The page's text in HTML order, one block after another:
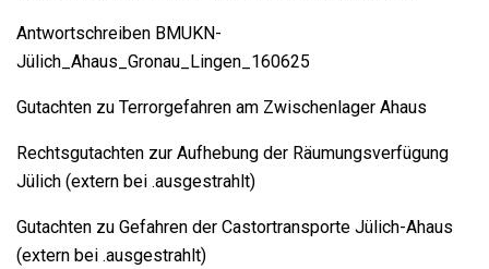
Antwortschreiben BMUKN-
Jülich_Ahaus_Gronau_Lingen_160625
Gutachten zu Terrorgefahren am Zwischenlager Ahaus
Rechtsgutachten zur Aufhebung der Räumungsverfügung
Jülich (extern bei .ausgestrahlt)
Gutachten zu Gefahren der Castortransporte Jülich-Ahaus
(extern bei .ausgestrahlt)